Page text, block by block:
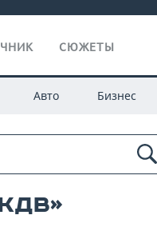
СЮЖЕТЫ
Авто Бизнес